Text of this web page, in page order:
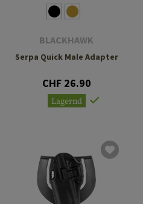
BLACKHAWK
Serpa Quick Male Adapter
CHF 26.90
Lagernd